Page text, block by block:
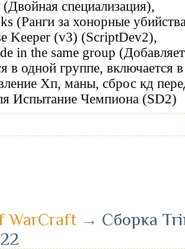
специализация),
(Ранги за хонорные
Keeper (v3) (ScriptDev2),
in the same group
в одной группе, включается
Хп, маны, сброс кд
Испытание Чемпиона (SD2)
WarCraft → Сборка